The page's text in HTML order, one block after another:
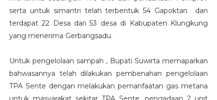
serta untuk simantri telah terbentuk 54 Gapoktan dan
terdapat 22 Desa dari 53 desa di Kabupaten Klungkung
yang menerima Gerbangsadu.
Untuk pengelolaan sampah , Bupati Suwirta memaparkan
bahwasannya telah dilakukan pembenahan pengelolaan
TPA Sente dengan melakukan pemanfaatan gas metana